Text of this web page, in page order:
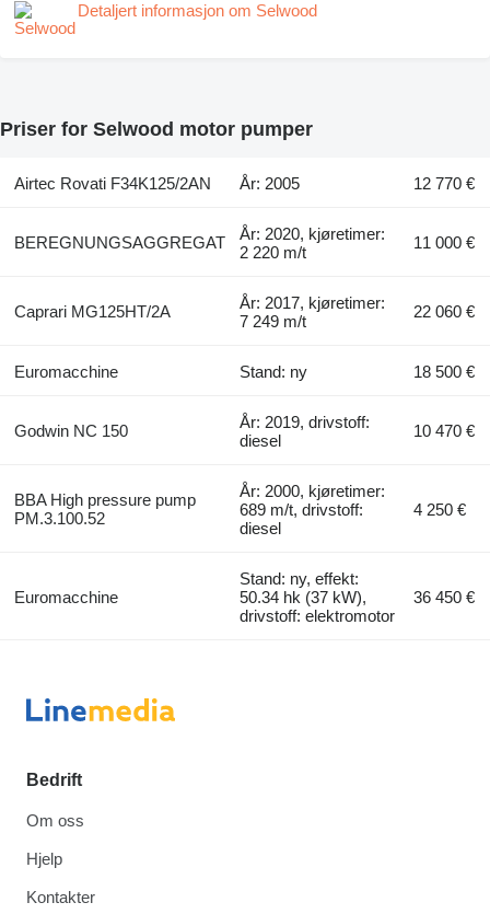
Detaljert informasjon om Selwood
Priser for Selwood motor pumper
Airtec Rovati F34K125/2AN År: 2005 12 770 €
BEREGNUNGSAGGREGAT
År: 2020, kjøretimer:
2 220 m/t
11 000 €
Caprari MG125HT/2A
År: 2017, kjøretimer:
7 249 m/t
22 060 €
Euromacchine Stand: ny 18 500 €
Godwin NC 150
År: 2019, drivstoff:
diesel
10 470 €
BBA High pressure pump
PM.3.100.52
År: 2000, kjøretimer:
689 m/t, drivstoff:
diesel
4 250 €
Euromacchine
Stand: ny, effekt:
50.34 hk (37 kW),
drivstoff: elektromotor
36 450 €
Bedrift
Om oss
Hjelp
Kontakter